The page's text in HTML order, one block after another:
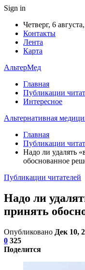
Sign in
Четверг, 6
Контакты
Лента
Карта
АльтерМед
Главная
Публикации
Интересное
Альтернативная
Главная
Публикации
Надо ли удалять
обоснованное
Публикации читателей
Надо ли
принять
Опубликовано Дек 10,
0 325
Поделится